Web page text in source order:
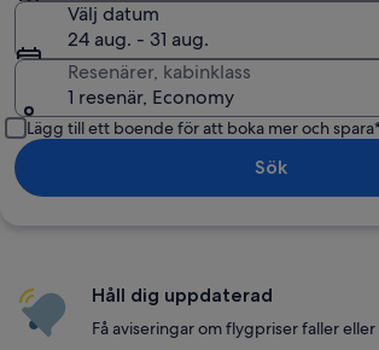
Välj datum
24 aug. - 31 aug.
Resenärer, kabinklass
1 resenär, Economy
Lägg till ett boende för att boka mer och spara*
Sök
Håll dig uppdaterad
Få aviseringar om flygpriser faller